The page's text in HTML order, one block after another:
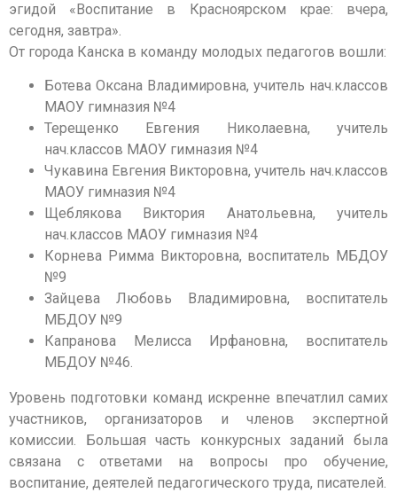
эгидой «Воспитание в Красноярском крае: вчера,
сегодня, завтра».
От города Канска в команду молодых педагогов вошли:
Ботева Оксана Владимировна, учитель нач.классов
МАОУ гимназия №4
Терещенко Евгения Николаевна, учитель
нач.классов МАОУ гимназия №4
Чукавина Евгения Викторовна, учитель нач.классов
МАОУ гимназия №4
Щеблякова Виктория Анатольевна, учитель
нач.классов МАОУ гимназия №4
Корнева Римма Викторовна, воспитатель МБДОУ
№9
Зайцева Любовь Владимировна, воспитатель
МБДОУ №9
Капранова Мелисса Ирфановна, воспитатель
МБДОУ №46.
Уровень подготовки команд искренне впечатлил самих
участников, организаторов и членов экспертной
комиссии. Большая часть конкурсных заданий была
связана с ответами на вопросы про обучение,
воспитание, деятелей педагогического труда, писателей.